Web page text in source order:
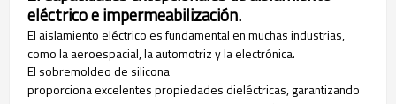
eléctrico e impermeabilización.
El aislamiento eléctrico es fundamental en muchas industrias,
como la aeroespacial, la automotriz y la electrónica.
El sobremoldeo de silicona
proporciona excelentes propiedades dieléctricas, garantizando